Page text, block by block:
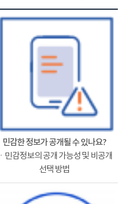
민감한 정보가 공개될 수 있나요?
ㆍ민감정보의 공개 가능성 및 비공개
선택 방법